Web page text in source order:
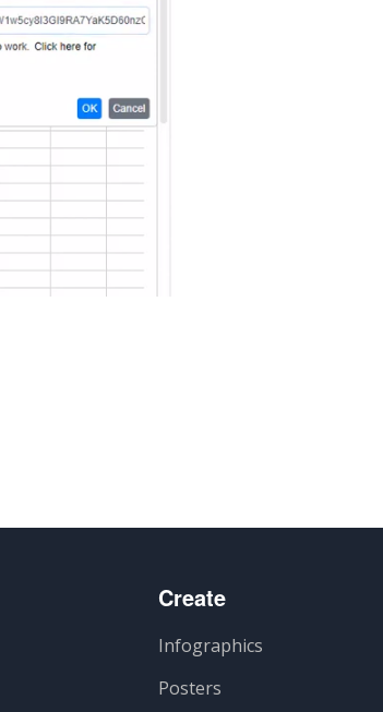
Create
Infographics
Posters